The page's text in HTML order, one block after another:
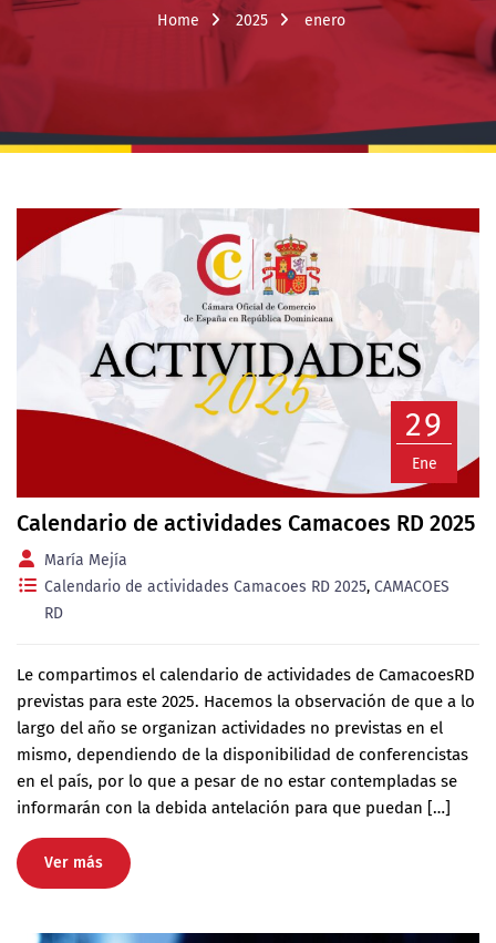
Home 2025 enero
29
Ene
Calendario de actividades Camacoes RD 2025
María Mejía
Calendario de actividades Camacoes RD 2025, CAMACOES
RD
Le compartimos el calendario de actividades de CamacoesRD
previstas para este 2025. Hacemos la observación de que a lo
largo del año se organizan actividades no previstas en el
mismo, dependiendo de la disponibilidad de conferencistas
en el país, por lo que a pesar de no estar contempladas se
informarán con la debida antelación para que puedan […]
Ver más